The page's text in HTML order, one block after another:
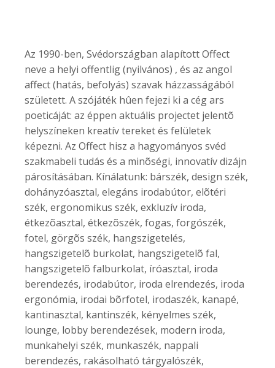
Az 1990-ben, Svédországban alapított Offect
neve a helyi offentlig (nyilvános) , és az angol
affect (hatás, befolyás) szavak házzasságából
született. A szójáték hûen fejezi ki a cég ars
poeticáját: az éppen aktuális projectet jelentõ
helyszíneken kreatív tereket és felületek
képezni. Az Offect hisz a hagyományos svéd
szakmabeli tudás és a minõségi, innovatív dizájn
párosításában. Kínálatunk: bárszék, design szék,
dohányzóasztal, elegáns irodabútor, elõtéri
szék, ergonomikus szék, exkluzív iroda,
étkezõasztal, étkezõszék, fogas, forgószék,
fotel, görgõs szék, hangszigetelés,
hangszigetelõ burkolat, hangszigetelõ fal,
hangszigetelõ falburkolat, íróasztal, iroda
berendezés, irodabútor, iroda elrendezés, iroda
ergonómia, irodai bõrfotel, irodaszék, kanapé,
kantinasztal, kantinszék, kényelmes szék,
lounge, lobby berendezések, modern iroda,
munkahelyi szék, munkaszék, nappali
berendezés, rakásolható tárgyalószék,